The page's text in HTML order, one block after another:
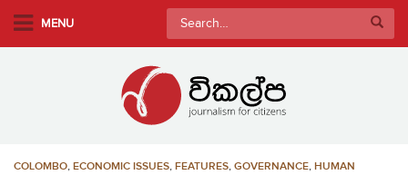
MENU
Search
for:
COLOMBO, ECONOMIC ISSUES, FEATURES, GOVERNANCE, HUMAN